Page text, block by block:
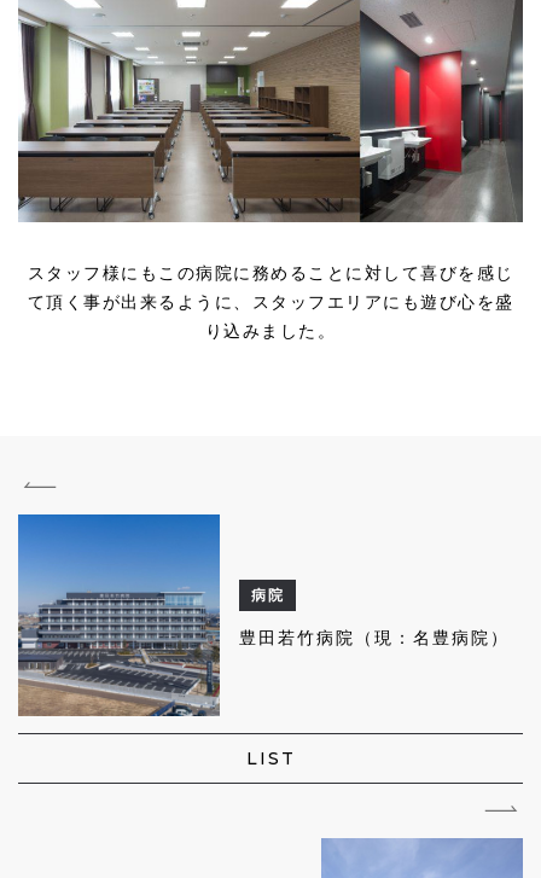
スタッフ様にもこの病院に務めることに対して喜びを感じ
て頂く事が出来るように、スタッフエリアにも遊び心を盛
り込みました。
病院
豊田若竹病院（現：名豊病院）
LIST